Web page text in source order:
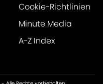
Cookie-Richtlinien
Minute Media
A-Z Index